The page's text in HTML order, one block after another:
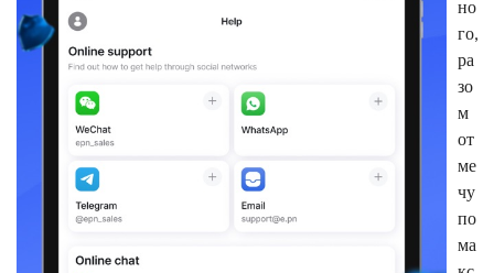
но
го,
ра
зо
м
от
ме
чу
по
ма